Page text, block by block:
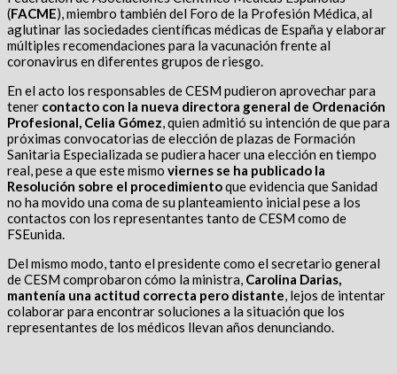
(FACME), miembro también del Foro de la Profesión Médica, al
aglutinar las sociedades científicas médicas de España y elaborar
múltiples recomendaciones para la vacunación frente al
coronavirus en diferentes grupos de riesgo.
En el acto los responsables de CESM pudieron aprovechar para
tener contacto con la nueva directora general de Ordenación
Profesional, Celia Gómez, quien admitió su intención de que para
próximas convocatorias de elección de plazas de Formación
Sanitaria Especializada se pudiera hacer una elección en tiempo
real, pese a que este mismo viernes se ha publicado la
Resolución sobre el procedimientoque evidencia que Sanidad
no ha movido una coma de su planteamiento inicial pese a los
contactos con los representantes tanto de CESM como de
FSEunida.
Del mismo modo, tanto el presidente como el secretario general
de CESM comprobaron cómo la ministra, Carolina Darias,
mantenía una actitud correcta pero distante, lejos de intentar
colaborar para encontrar soluciones a la situación que los
representantes de los médicos llevan años denunciando.